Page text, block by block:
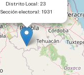
Distrito Local: 23
Sección electoral: 1931